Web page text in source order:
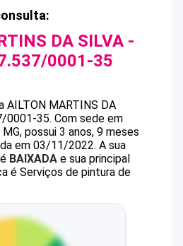
DA SILVA -
0001-35
AILTON MARTINS DA
0001-35. Com sede em
MG, possui 3 anos, 9 meses
em 03/11/2022. A sua
BAIXADA e sua principal
é Serviços de pintura de